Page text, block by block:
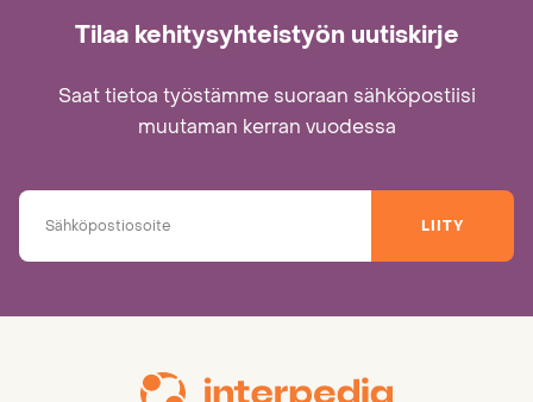
Tilaa kehitysyhteistyön uutiskirje
Saat tietoa työstämme suoraan sähköpostiisi
muutaman kerran vuodessa
LIITY